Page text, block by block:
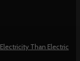
Than Electric